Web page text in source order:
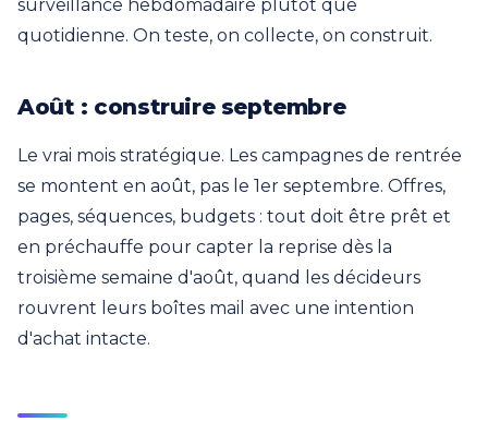
surveillance hebdomadaire plutôt que
quotidienne. On teste, on collecte, on construit.
Août : construire septembre
Le vrai mois stratégique. Les campagnes de rentrée
se montent en août, pas le 1er septembre. Offres,
pages, séquences, budgets : tout doit être prêt et
en préchauffe pour capter la reprise dès la
troisième semaine d'août, quand les décideurs
rouvrent leurs boîtes mail avec une intention
d'achat intacte.